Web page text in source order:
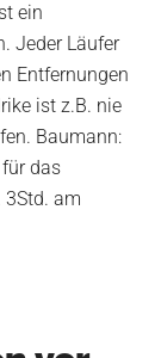
ein
Jeder Läufer
Entfernungen
ist z.B. nie
Baumann:
das
am